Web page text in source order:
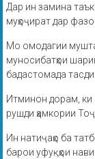
Дар ин замина
муҳоҷират дар
Мо омодагии
муносибатҳои
бадастомада
Итминон дорам, ки
рушди ҳамкории
Ин натиҷаҳо ба
барои уфуқҳои